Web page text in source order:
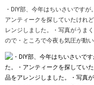
・DIY部、今年はちいさいです
アンティークを探していたけれ
レンジしました。・写真がうま
ので・ところで今夜も気圧が動